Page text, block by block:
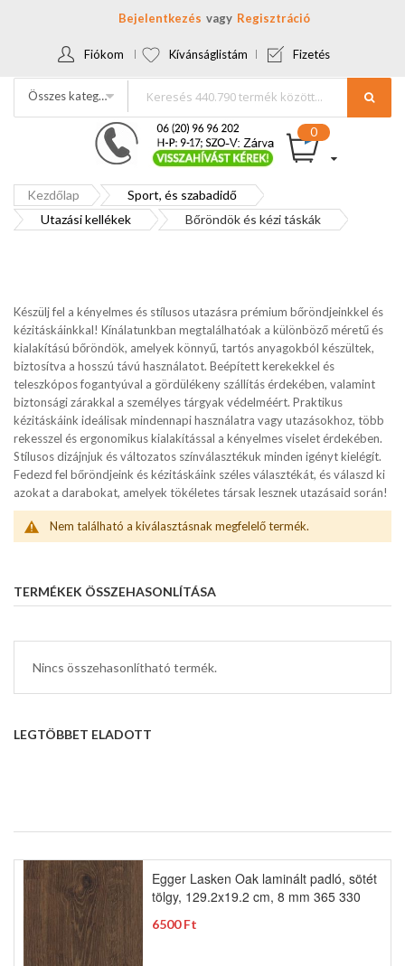
Bejelentkezés Regisztráció
Fiókom Kívánságlistám Fizetés
Összes kategória
Kezdőlap
Sport, és szabadidő
Utazási kellékek
Bőröndök és kézi táskák
Készülj fel a kényelmes és stílusos utazásra prémium bőröndjeinkkel és
kézitáskáinkkal! Kínálatunkban megtalálhatóak a különböző méretű és
kialakítású bőröndök, amelyek könnyű, tartós anyagokból készültek,
biztosítva a hosszú távú használatot. Beépített kerekekkel és
teleszkópos fogantyúval a gördülékeny szállítás érdekében, valamint
biztonsági zárakkal a személyes tárgyak védelméért. Praktikus
kézitáskáink ideálisak mindennapi használatra vagy utazásokhoz, több
rekesszel és ergonomikus kialakítással a kényelmes viselet érdekében.
Stílusos dizájnjuk és változatos színválasztékuk minden igényt kielégít.
Fedezd fel bőröndjeink és kézitáskáink széles választékát, és válaszd ki
azokat a darabokat, amelyek tökéletes társak lesznek utazásaid során!
Nem található a kiválasztásnak megfelelő termék.
TERMÉKEK ÖSSZEHASONLÍTÁSA
Nincs összehasonlítható termék.
LEGTÖBBET ELADOTT
Egger Lasken Oak laminált padló, sötét
tölgy, 129.2x19.2 cm, 8 mm 365 330
6500 Ft